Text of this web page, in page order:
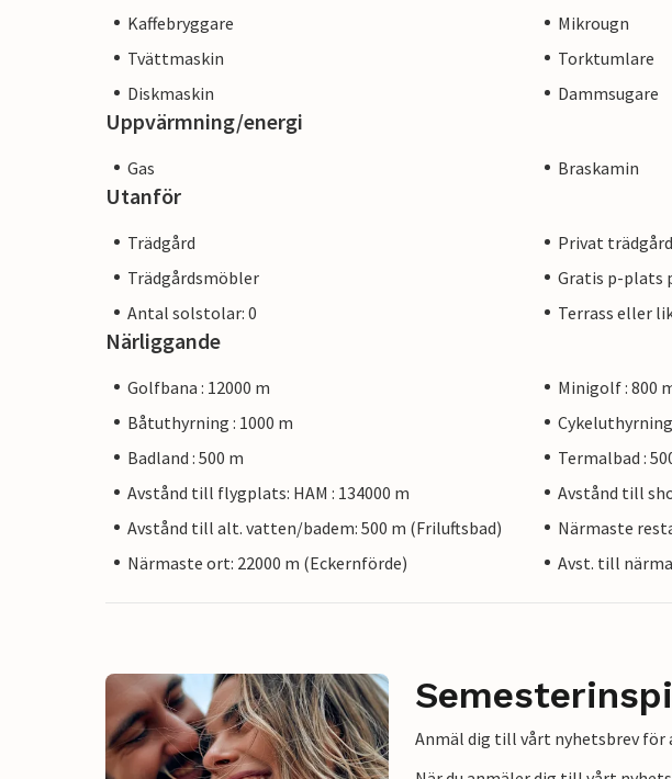
Kaffebryggare
Mikrougn
Tvättmaskin
Torktumlare
Diskmaskin
Dammsugare
Uppvärmning/energi
Gas Braskamin
Utanför
Trädgård
Privat trädgård
Trädgårdsmöbler
Gratis p-plats
Antal solstolar: 0
Terrass eller
Närliggande
Golfbana : 12000 m
Minigolf : 800
Båtuthyrning : 1000 m
Cykeluthyrning
Badland : 500 m
Termalbad :
Avstånd till flygplats: HAM : 134000 m
Avstånd till
Avstånd till alt. vatten/badem: 500 m (Friluftsbad)
Närmaste
Närmaste ort: 22000 m (Eckernförde)
Avst. till
Anmäl dig till vårt nyhetsbrev för